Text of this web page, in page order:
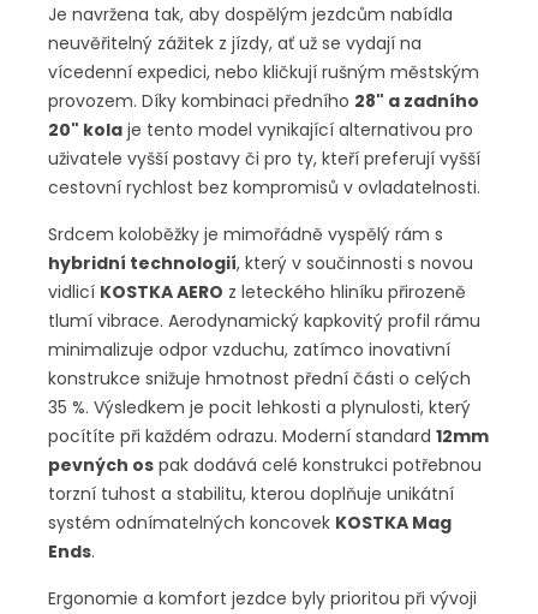
Je navržena tak, aby dospělým jezdcům nabídla
neuvěřitelný zážitek z jízdy, ať už se vydají na
vícedenní expedici, nebo kličkují rušným městským
provozem. Díky kombinaci předního 28" a zadního
20" kola je tento model vynikající alternativou pro
uživatele vyšší postavy či pro ty, kteří preferují vyšší
cestovní rychlost bez kompromisů v ovladatelnosti.
Srdcem koloběžky je mimořádně vyspělý rám s
hybridní technologií, který v součinnosti s novou
vidlicí KOSTKA AERO z leteckého hliníku přirozeně
tlumí vibrace. Aerodynamický kapkovitý profil rámu
minimalizuje odpor vzduchu, zatímco inovativní
konstrukce snižuje hmotnost přední části o celých
35 %. Výsledkem je pocit lehkosti a plynulosti, který
pocítíte při každém odrazu. Moderní standard 12mm
pevných os pak dodává celé konstrukci potřebnou
torzní tuhost a stabilitu, kterou doplňuje unikátní
systém odnímatelných koncovek KOSTKA Mag
Ends.
Ergonomie a komfort jezdce byly prioritou při vývoji